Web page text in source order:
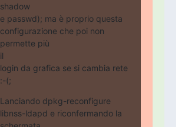
shadow
e passwd); ma è proprio questa
configurazione che poi non
permette più
il
login da grafica se si cambia rete
:-(;
Lanciando dpkg-reconfigure
libnss-ldapd e riconfermando la